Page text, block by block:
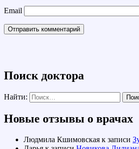
Email
Поиск доктора
Найти:
Новые отзывы о врачах
Людмила Кшимовская к записи